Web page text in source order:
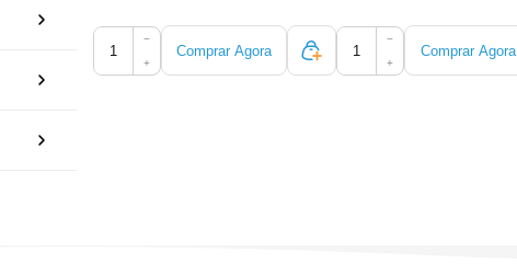
−
+
Comprar Agora
−
+
Comprar Agora